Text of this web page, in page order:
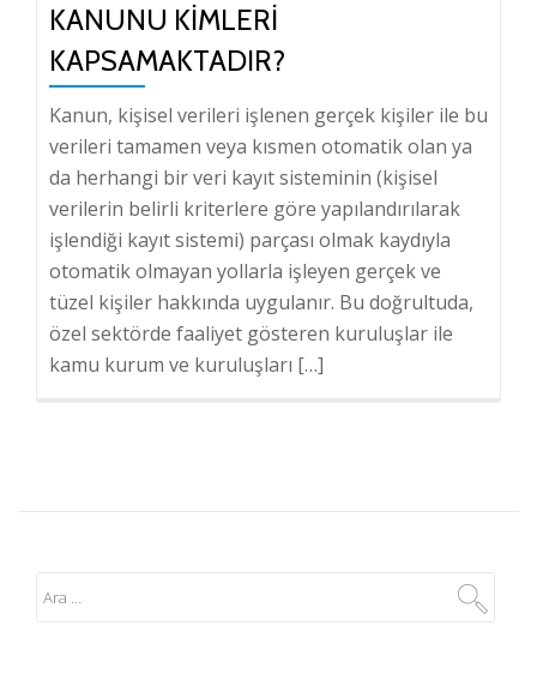
KANUNU KIMLERI
KAPSAMAKTADIR?
Kanun, kişisel verileri işlenen gerçek kişiler ile bu
verileri tamamen veya kısmen otomatik olan ya
da herhangi bir veri kayıt sisteminin (kişisel
verilerin belirli kriterlere göre yapılandırılarak
işlendiği kayıt sistemi) parçası olmak kaydıyla
otomatik olmayan yollarla işleyen gerçek ve
tüzel kişiler hakkında uygulanır. Bu doğrultuda,
özel sektörde faaliyet gösteren kuruluşlar ile
kamu kurum ve kuruluşları […]